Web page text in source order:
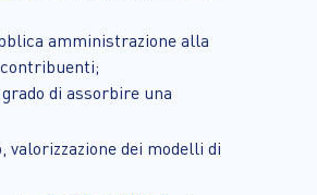
amministrazione alla
di assorbire una
dei modelli di